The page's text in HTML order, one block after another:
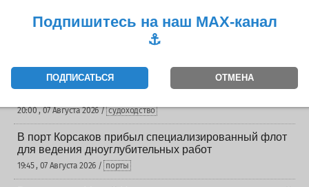
Слип для маломерных судов в Магаданском
морском центре планируют запустить в тестовом
Кыргызстан получил Кодекс торгового
20:00 , 07 Августа 2026 / судоходство
В порт Корсаков прибыл специализированный флот
для ведения дноуглубительных работ
19:45 , 07 Августа 2026 / порты
Подпишитесь на наш MAX-канал
⚓️
ПОДПИСАТЬСЯ ОТМЕНА